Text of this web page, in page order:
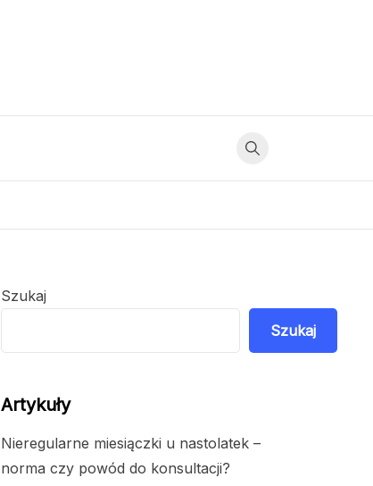
Szukaj
Szukaj
Artykuły
Nieregularne miesiączki u nastolatek –
norma czy powód do konsultacji?